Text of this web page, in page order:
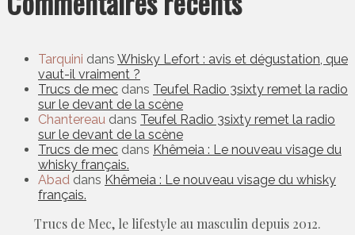
Tarquini dans Whisky Lefort : avis et dégustation, que
vaut-il vraiment ?
Trucs de mec dans Teufel Radio 3sixty remet la radio
sur le devant de la scène
Chantereau dans Teufel Radio 3sixty remet la radio
sur le devant de la scène
Trucs de mec dans Khêmeia : Le nouveau visage du
whisky français.
Abad dans Khêmeia : Le nouveau visage du whisky
français.
Trucs de Mec, le lifestyle au masculin depuis 2012.